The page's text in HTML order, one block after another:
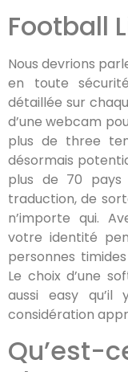
Football
Nous devrions
en toute
détaillée sur
d’une webcam
plus de three
désormais
plus de 70
traduction, de
n’importe qui.
votre identité
personnes
Le choix d’une
aussi easy
considération